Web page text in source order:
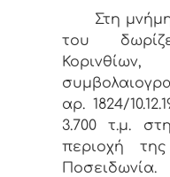
Στη μνήμη
του
αρ. 1824/
3.700 τ.μ.
περιοχή
Ποσειδωνία.